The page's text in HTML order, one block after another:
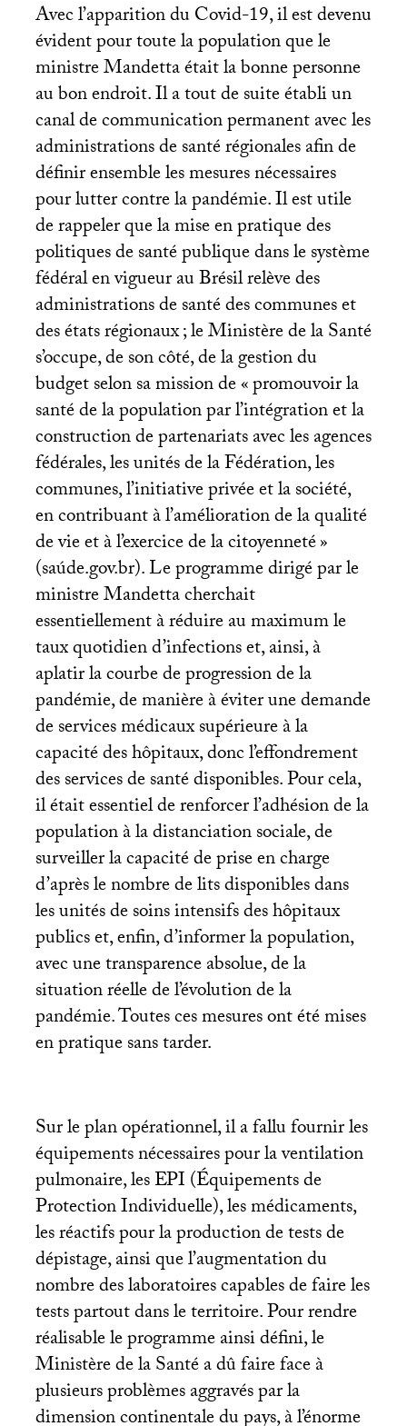
Avec l’apparition du Covid-19, il est devenu
évident pour toute la population que le
ministre Mandetta était la bonne personne
au bon endroit. Il a tout de suite établi un
canal de communication permanent avec les
administrations de santé régionales afin de
définir ensemble les mesures nécessaires
pour lutter contre la pandémie. Il est utile
de rappeler que la mise en pratique des
politiques de santé publique dans le système
fédéral en vigueur au Brésil relève des
administrations de santé des communes et
des états régionaux; le Ministère de la Santé
s’occupe, de son côté, de la gestion du
budget selon sa mission de «promouvoir la
santé de la population par l’intégration et la
construction de partenariats avec les agences
fédérales, les unités de la Fédération, les
communes, l’initiative privée et la société,
en contribuant à l’amélioration de la qualité
de vie et à l’exercice de la citoyenneté»
(saúde.gov.br). Le programme dirigé par le
ministre Mandetta cherchait
essentiellement à réduire au maximum le
taux quotidien d’infections et, ainsi, à
aplatir la courbe de progression de la
pandémie, de manière à éviter une demande
de services médicaux supérieure à la
capacité des hôpitaux, donc l’effondrement
des services de santé disponibles. Pour cela,
il était essentiel de renforcer l’adhésion de la
population à la distanciation sociale, de
surveiller la capacité de prise en charge
d’après le nombre de lits disponibles dans
les unités de soins intensifs des hôpitaux
publics et, enfin, d’informer la population,
avec une transparence absolue, de la
situation réelle de l’évolution de la
pandémie. Toutes ces mesures ont été mises
en pratique sans tarder.
Sur le plan opérationnel, il a fallu fournir les
équipements nécessaires pour la ventilation
pulmonaire, lesEPI(Équipements de
Protection Individuelle), les médicaments,
les réactifs pour la production de tests de
dépistage, ainsi que l’augmentation du
nombre des laboratoires capables de faire les
tests partout dans le territoire. Pour rendre
réalisable le programme ainsi défini, le
Ministère de la Santé a dû faire face à
plusieurs problèmes aggravés par la
dimension continentale du pays, à l’énorme